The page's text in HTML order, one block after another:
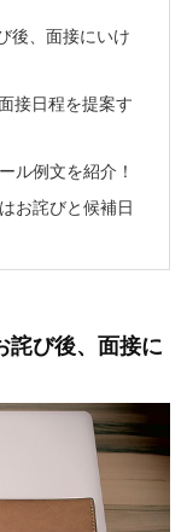
後、面接にいけ
接日程を提案す
ル例文を紹介！
お詫びと候補日
詫び後、面接に